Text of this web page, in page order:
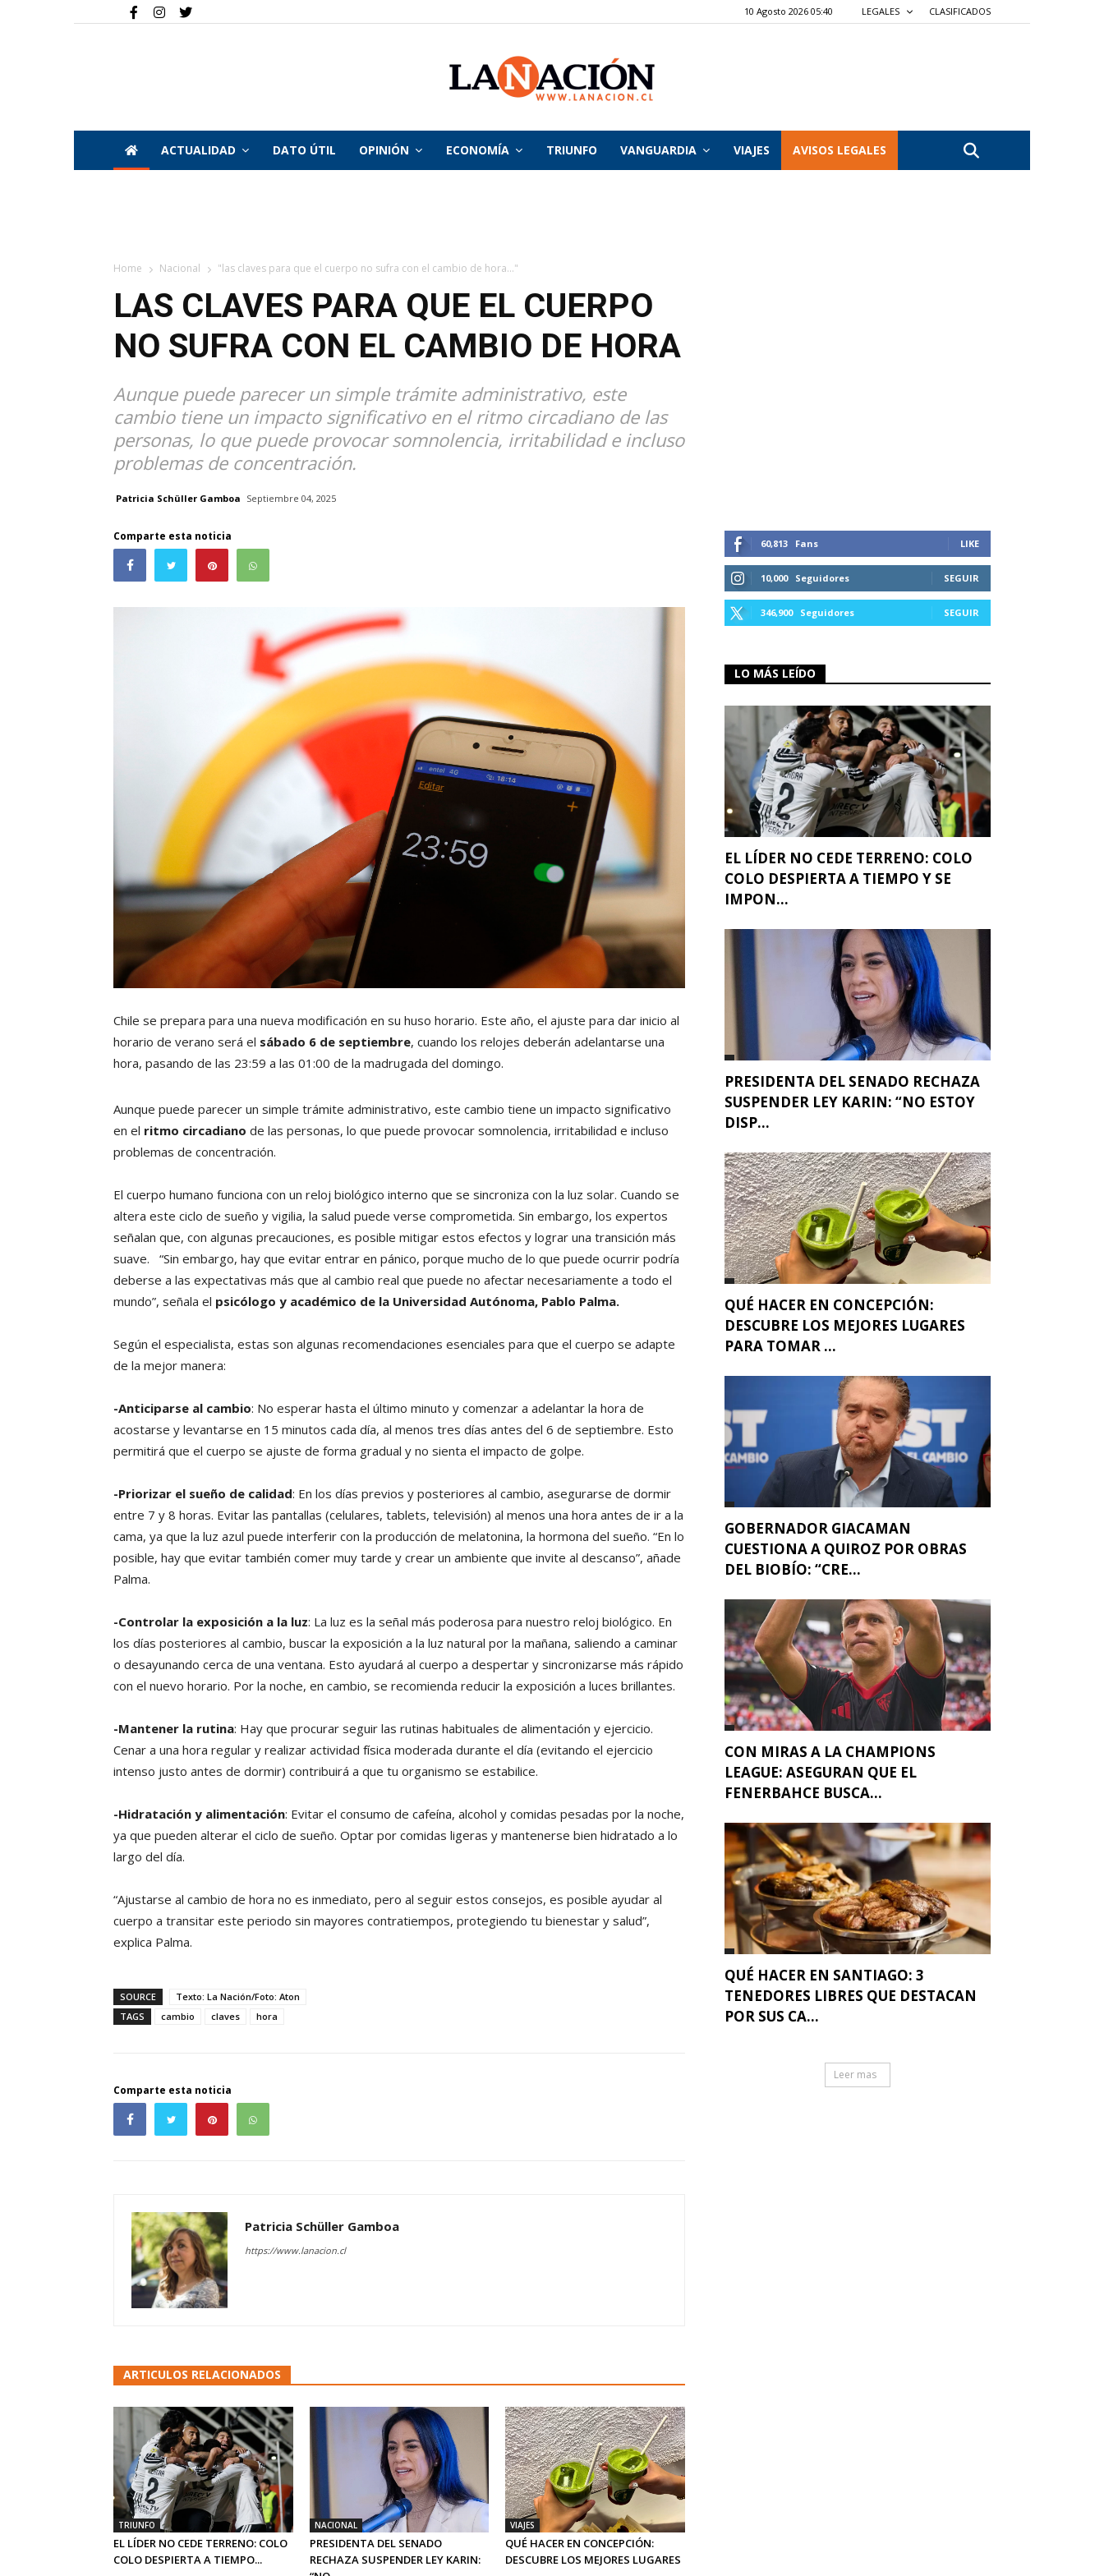
10 Agosto 2026 05:40 LEGALES CLASIFICADOS
La
ACTUALIDAD DATO ÚTIL OPINIÓN ECONOMÍA TRIUNFO VANGUARDIA VIAJES AVISOS LEGALES
Home Nacional "las claves para que el cuerpo no sufra con el cambio de hora..."
LAS CLAVES PARA QUE EL CUERPO
NO SUFRA CON EL CAMBIO DE HORA
Aunque puede parecer un simple trámite administrativo, este
cambio tiene un impacto significativo en el ritmo circadiano de las
personas, lo que puede provocar somnolencia, irritabilidad e incluso
problemas de concentración.
Patricia Schüller Gamboa Septiembre 04, 2025
Comparte esta noticia
Chile se prepara para una nueva modificación en su huso horario. Este año, el ajuste para dar inicio al
horario de verano será el sábado 6 de septiembre, cuando los relojes deberán adelantarse una
hora, pasando de las 23:59 a las 01:00 de la madrugada del domingo.
Aunque puede parecer un simple trámite administrativo, este cambio tiene un impacto significativo
en el ritmo circadiano de las personas, lo que puede provocar somnolencia, irritabilidad e incluso
problemas de concentración.
El cuerpo humano funciona con un reloj biológico interno que se sincroniza con la luz solar. Cuando se
altera este ciclo de sueño y vigilia, la salud puede verse comprometida. Sin embargo, los expertos
señalan que, con algunas precauciones, es posible mitigar estos efectos y lograr una transición más
suave. “Sin embargo, hay que evitar entrar en pánico, porque mucho de lo que puede ocurrir podría
deberse a las expectativas más que al cambio real que puede no afectar necesariamente a todo el
mundo”, señala el psicólogo y académico de la Universidad Autónoma, Pablo Palma.
Según el especialista, estas son algunas recomendaciones esenciales para que el cuerpo se adapte
de la mejor manera:
-Anticiparse al cambio: No esperar hasta el último minuto y comenzar a adelantar la hora de
acostarse y levantarse en 15 minutos cada día, al menos tres días antes del 6 de septiembre. Esto
permitirá que el cuerpo se ajuste de forma gradual y no sienta el impacto de golpe.
-Priorizar el sueño de calidad: En los días previos y posteriores al cambio, asegurarse de dormir
entre 7 y 8 horas. Evitar las pantallas (celulares, tablets, televisión) al menos una hora antes de ir a la
cama, ya que la luz azul puede interferir con la producción de melatonina, la hormona del sueño. “En lo
posible, hay que evitar también comer muy tarde y crear un ambiente que invite al descanso”, añade
Palma.
-Controlar la exposición a la luz: La luz es la señal más poderosa para nuestro reloj biológico. En
los días posteriores al cambio, buscar la exposición a la luz natural por la mañana, saliendo a caminar
o desayunando cerca de una ventana. Esto ayudará al cuerpo a despertar y sincronizarse más rápido
con el nuevo horario. Por la noche, en cambio, se recomienda reducir la exposición a luces brillantes.
-Mantener la rutina: Hay que procurar seguir las rutinas habituales de alimentación y ejercicio.
Cenar a una hora regular y realizar actividad física moderada durante el día (evitando el ejercicio
intenso justo antes de dormir) contribuirá a que tu organismo se estabilice.
-Hidratación y alimentación: Evitar el consumo de cafeína, alcohol y comidas pesadas por la noche,
ya que pueden alterar el ciclo de sueño. Optar por comidas ligeras y mantenerse bien hidratado a lo
largo del día.
“Ajustarse al cambio de hora no es inmediato, pero al seguir estos consejos, es posible ayudar al
cuerpo a transitar este periodo sin mayores contratiempos, protegiendo tu bienestar y salud”,
explica Palma.
SOURCE
Texto: La Nación/Foto: Aton
TAGS
cambio claves hora
Comparte esta noticia
Patricia Schüller Gamboa
https://www.lanacion.cl
ARTICULOS RELACIONADOS
TRIUNFO
EL LÍDER NO CEDE TERRENO: COLO
COLO DESPIERTA A TIEMPO...
NACIONAL
PRESIDENTA DEL SENADO
RECHAZA SUSPENDER LEY KARIN:
VIAJES
QUÉ HACER EN CONCEPCIÓN:
DESCUBRE LOS MEJORES LUGARES
60,813 Fans LIKE
10,000 Seguidores SEGUIR
346,900 Seguidores SEGUIR
LO MÁS LEÍDO
EL LÍDER NO CEDE TERRENO: COLO
COLO DESPIERTA A TIEMPO Y SE
IMPON...
PRESIDENTA DEL SENADO RECHAZA
SUSPENDER LEY KARIN: “NO ESTOY
DISP...
QUÉ HACER EN CONCEPCIÓN:
DESCUBRE LOS MEJORES LUGARES
PARA TOMAR ...
GOBERNADOR GIACAMAN
CUESTIONA A QUIROZ POR OBRAS
DEL BIOBÍO: “CRE...
CON MIRAS A LA CHAMPIONS
LEAGUE: ASEGURAN QUE EL
FENERBAHCE BUSCA...
QUÉ HACER EN SANTIAGO: 3
TENEDORES LIBRES QUE DESTACAN
POR SUS CA...
Leer mas